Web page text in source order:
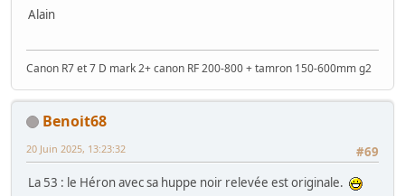
Alain
Canon R7 et 7 D mark 2+ canon RF 200-800 + tamron 150-600mm g2
Benoit68
#69
20 Juin 2025, 13:23:32
La 53 : le Héron avec sa huppe noir relevée est originale.